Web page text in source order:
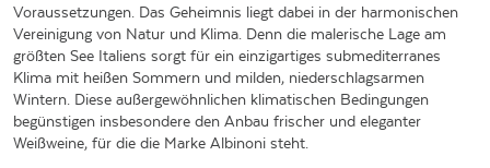
Voraussetzungen. Das Geheimnis liegt dabei in der harmonischen
Vereinigung von Natur und Klima. Denn die malerische Lage am
größten See Italiens sorgt für ein einzigartiges submediterranes
Klima mit heißen Sommern und milden, niederschlagsarmen
Wintern. Diese außergewöhnlichen klimatischen Bedingungen
begünstigen insbesondere den Anbau frischer und eleganter
Weißweine, für die die Marke Albinoni steht.